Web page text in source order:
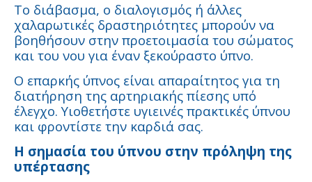
Το διάβασμα, ο διαλογισμός ή άλλες
χαλαρωτικές δραστηριότητες μπορούν να
βοηθήσουν στην προετοιμασία του σώματος
και του νου για έναν ξεκούραστο ύπνο.
Ο επαρκής ύπνος είναι απαραίτητος για τη
διατήρηση της αρτηριακής πίεσης υπό
έλεγχο. Υιοθετήστε υγιεινές πρακτικές ύπνου
και φροντίστε την καρδιά σας.
Η σημασία του ύπνου στην πρόληψη της
υπέρτασης